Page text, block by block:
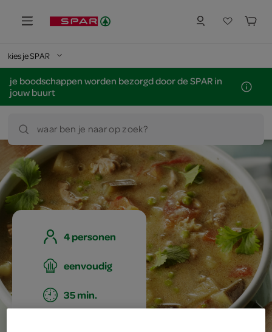
kies je SPAR
je boodschappen worden bezorgd door de SPAR in
jouw buurt
waar ben je naar op zoek?
4 personen
eenvoudig
35 min.